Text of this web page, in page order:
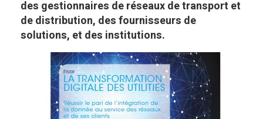
des gestionnaires de réseaux de transport et
de distribution, des fournisseurs de
solutions, et des institutions.